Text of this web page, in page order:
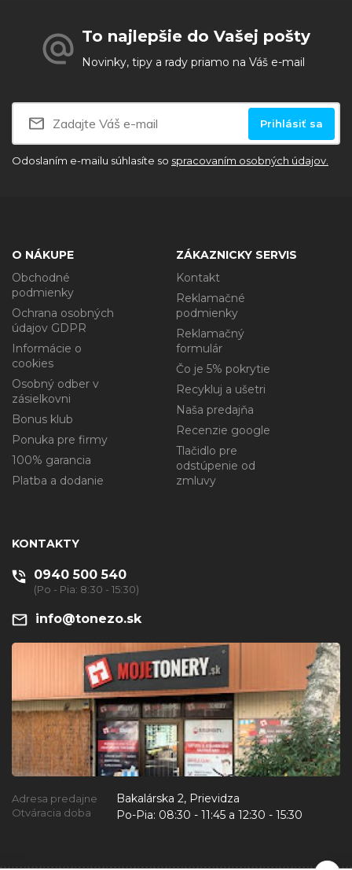
To najlepšie do Vašej pošty
Novinky, tipy a rady priamo na Váš e-mail
Prihlásiť sa
Odoslaním e-mailu súhlasíte so spracovaním osobných údajov.
O NÁKUPE
Obchodné
podmienky
Ochrana osobných
údajov GDPR
Informácie o
cookies
Osobný odber v
zásielkovni
Bonus klub
Ponuka pre firmy
100% garancia
Platba a dodanie
ZÁKAZNICKY SERVIS
Kontakt
Reklamačné
podmienky
Reklamačný
formulár
Čo je 5% pokrytie
Recykluj a ušetri
Naša predajňa
Recenzie google
Tlačidlo pre
odstúpenie od
zmluvy
KONTAKTY
0940 500 540
(Po - Pia: 8:30 - 15:30)
info@tonezo.sk
Adresa predajne Bakalárska 2, Prievidza
Otváracia doba Po-Pia: 08:30 - 11:45 a 12:30 - 15:30